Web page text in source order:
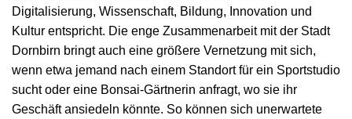
Digitalisierung, Wissenschaft, Bildung, Innovation und
Kultur entspricht. Die enge Zusammenarbeit mit der Stadt
Dornbirn bringt auch eine größere Vernetzung mit sich,
wenn etwa jemand nach einem Standort für ein Sportstudio
sucht oder eine Bonsai-Gärtnerin anfragt, wo sie ihr
Geschäft ansiedeln könnte. So können sich unerwartete